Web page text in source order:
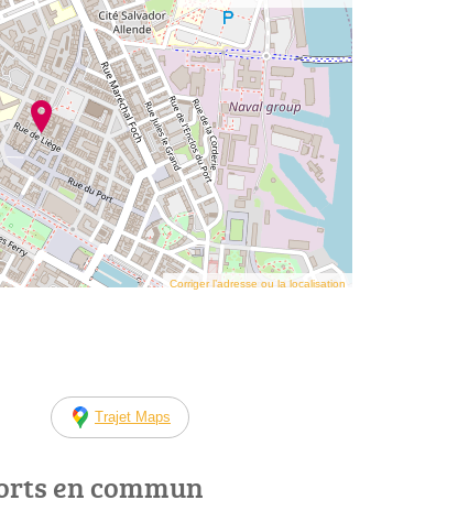
Corriger l’adresse ou la localisation
Trajet Maps
en commun